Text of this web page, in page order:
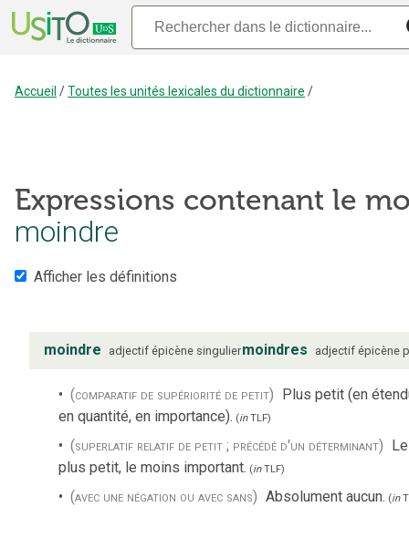
Accueil /Toutes les unités lexicales du dictionnaire /
Expressions contenant le
moindre
Afficher les définitions
moindre adjectif épicène singuliermoindres adjectif épicène
(comparatif de supériorité de petit) Plus petit (en
en quantité, en importance). (inTLF)
(superlatif relatif de petit ; précédé d'un déterminant) Le
plus petit, le moins important. (inTLF)
(avec une négation ou avec sans) Absolument aucun. (in